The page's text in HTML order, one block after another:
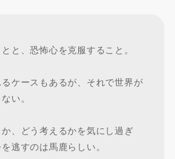
と、恐怖心を克服すること。
ケースもあるが、それで世界が
い。
、どう考えるかを気にし過ぎ
逃すのは馬鹿らしい。